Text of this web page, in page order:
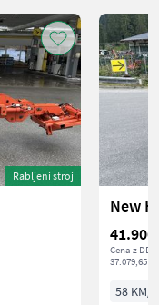
Rabljeni stroj
New
41.900
Cena z
37.079,65 €
58 KM/